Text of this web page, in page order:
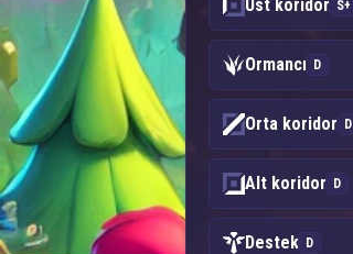
Üst koridor S+
Ormancı D
Orta koridor D
Alt koridor D
Destek D